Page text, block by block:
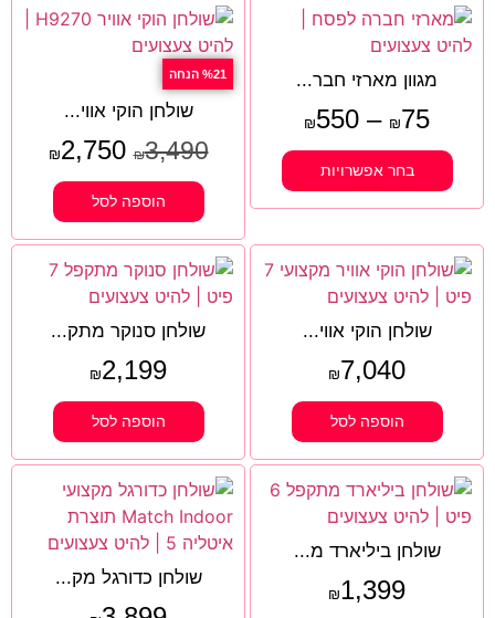
מגוון מארזי חבר...
₪75
–
₪550
בחר אפשרויות
%21 הנחה
שולחן הוקי אווי...
₪3,490
₪2,750
הוספה לסל
שולחן הוקי אווי...
₪7,040
הוספה לסל
שולחן סנוקר מתק...
₪2,199
הוספה לסל
שולחן ביליארד מ...
₪1,399 שולחן כדורגל מק...